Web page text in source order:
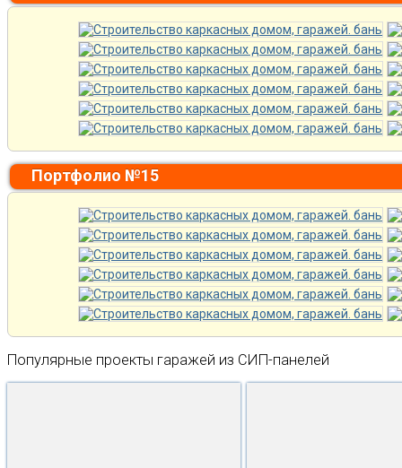
Портфолио №15
Популярные проекты гаражей из СИП-панелей